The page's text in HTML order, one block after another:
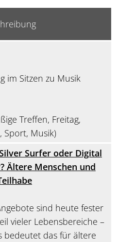
im Sitzen zu Musik
Treffen, Freitag,
Sport, Musik)
Surfer oder Digital
Ältere Menschen und
sind heute fester
vieler Lebensbereiche –
bedeutet das für ältere